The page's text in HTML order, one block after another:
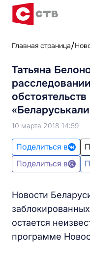
Главная страница
Татьяна
10 марта 2018 14:59
Поделиться в
Поделиться в
Новости
остается
программе